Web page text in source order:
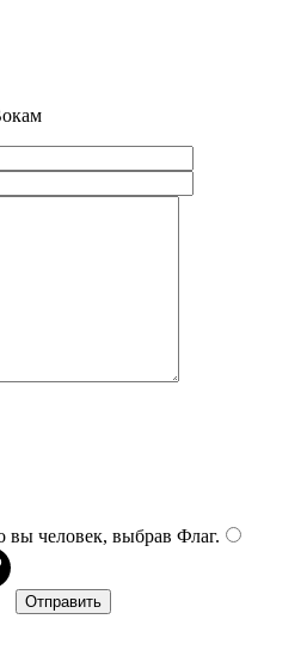
вы человек, выбрав Флаг.